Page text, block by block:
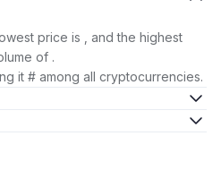
price is , and the highest
of .
it # among all cryptocurrencies.